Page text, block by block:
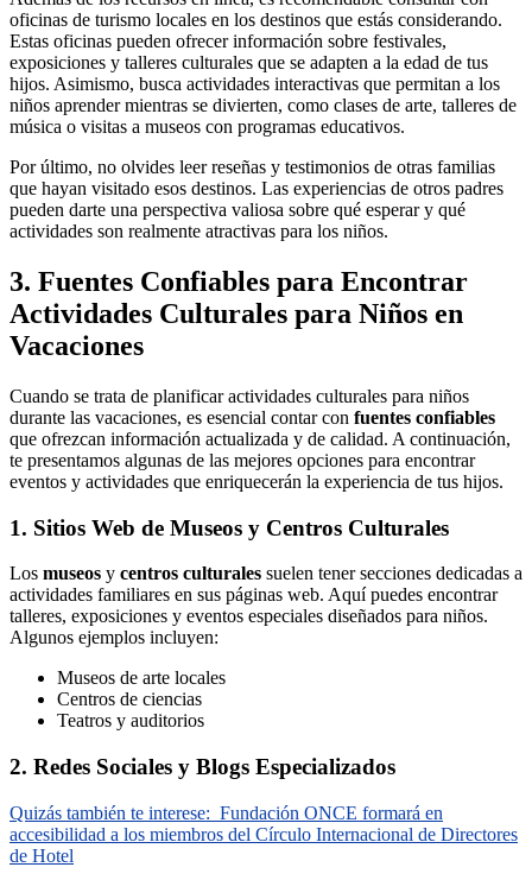
oficinas de turismo locales en los destinos que estás considerando.
Estas oficinas pueden ofrecer información sobre festivales,
exposiciones y talleres culturales que se adapten a la edad de tus
hijos. Asimismo, busca actividades interactivas que permitan a los
niños aprender mientras se divierten, como clases de arte, talleres de
música o visitas a museos con programas educativos.
Por último, no olvides leer reseñas y testimonios de otras familias
que hayan visitado esos destinos. Las experiencias de otros padres
pueden darte una perspectiva valiosa sobre qué esperar y qué
actividades son realmente atractivas para los niños.
3. Fuentes Confiables para Encontrar
Actividades Culturales para Niños en
Vacaciones
Cuando se trata de planificar actividades culturales para niños
durante las vacaciones, es esencial contar con fuentes confiables
que ofrezcan información actualizada y de calidad. A continuación,
te presentamos algunas de las mejores opciones para encontrar
eventos y actividades que enriquecerán la experiencia de tus hijos.
1. Sitios Web de Museos y Centros Culturales
Los museos y centros culturales suelen tener secciones dedicadas a
actividades familiares en sus páginas web. Aquí puedes encontrar
talleres, exposiciones y eventos especiales diseñados para niños.
Algunos ejemplos incluyen:
Museos de arte locales
Centros de ciencias
Teatros y auditorios
2. Redes Sociales y Blogs Especializados
Quizás también te interese: Fundación ONCE formará en
accesibilidad a los miembros del Círculo Internacional de Directores
de Hotel